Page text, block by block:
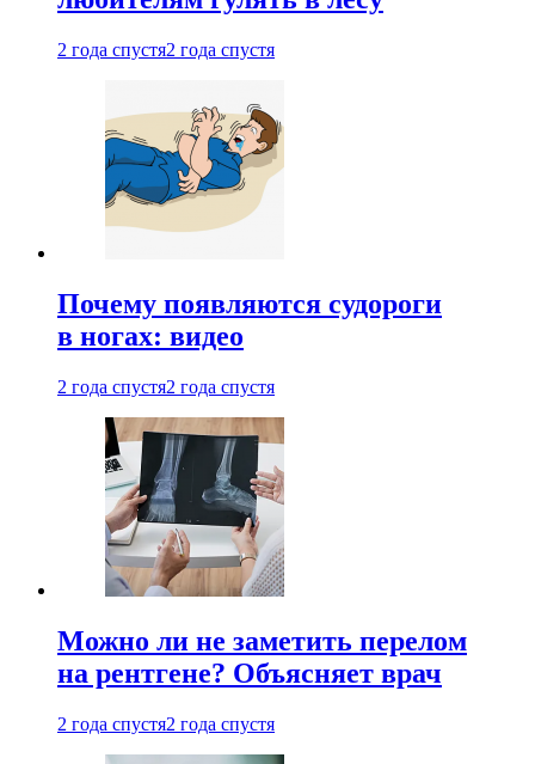
2 года спустя2 года спустя
Почему появляются судороги
в ногах: видео
2 года спустя2 года спустя
Можно ли не заметить перелом
на рентгене? Объясняет врач
2 года спустя2 года спустя